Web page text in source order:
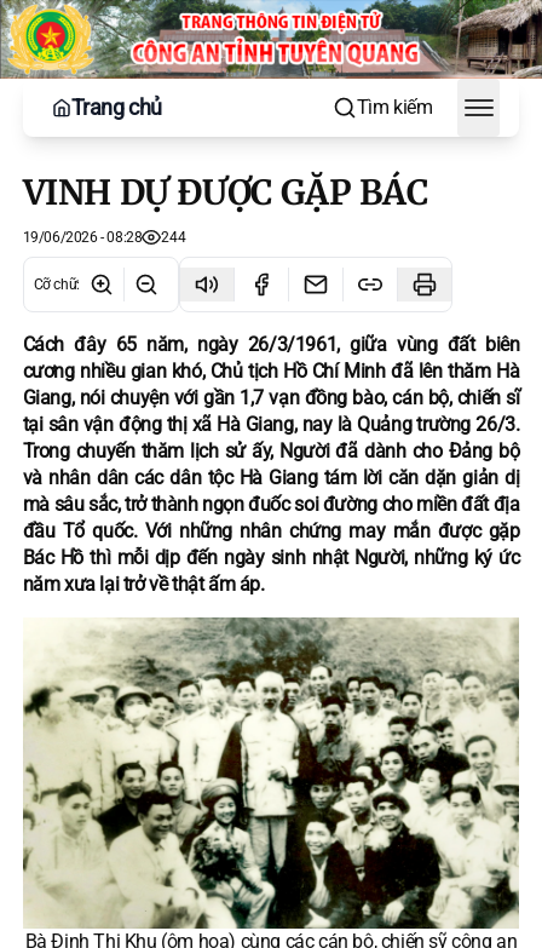
Trang chủ Tìm kiếm
Toggle
VINH DỰ ĐƯỢC GẶP BÁC
19/06/2026 - 08:28 244
Cỡ chữ:
Cách đây 65 năm, ngày 26/3/1961, giữa vùng đất biên
cương nhiều gian khó, Chủ tịch Hồ Chí Minh đã lên thăm Hà
Giang, nói chuyện với gần 1,7 vạn đồng bào, cán bộ, chiến sĩ
tại sân vận động thị xã Hà Giang, nay là Quảng trường 26/3.
Trong chuyến thăm lịch sử ấy, Người đã dành cho Đảng bộ
và nhân dân các dân tộc Hà Giang tám lời căn dặn giản dị
mà sâu sắc, trở thành ngọn đuốc soi đường cho miền đất địa
đầu Tổ quốc. Với những nhân chứng may mắn được gặp
Bác Hồ thì mỗi dịp đến ngày sinh nhật Người, những ký ức
năm xưa lại trở về thật ấm áp.
Bà Đinh Thị Khu (ôm hoa) cùng các cán bộ, chiến sỹ công an